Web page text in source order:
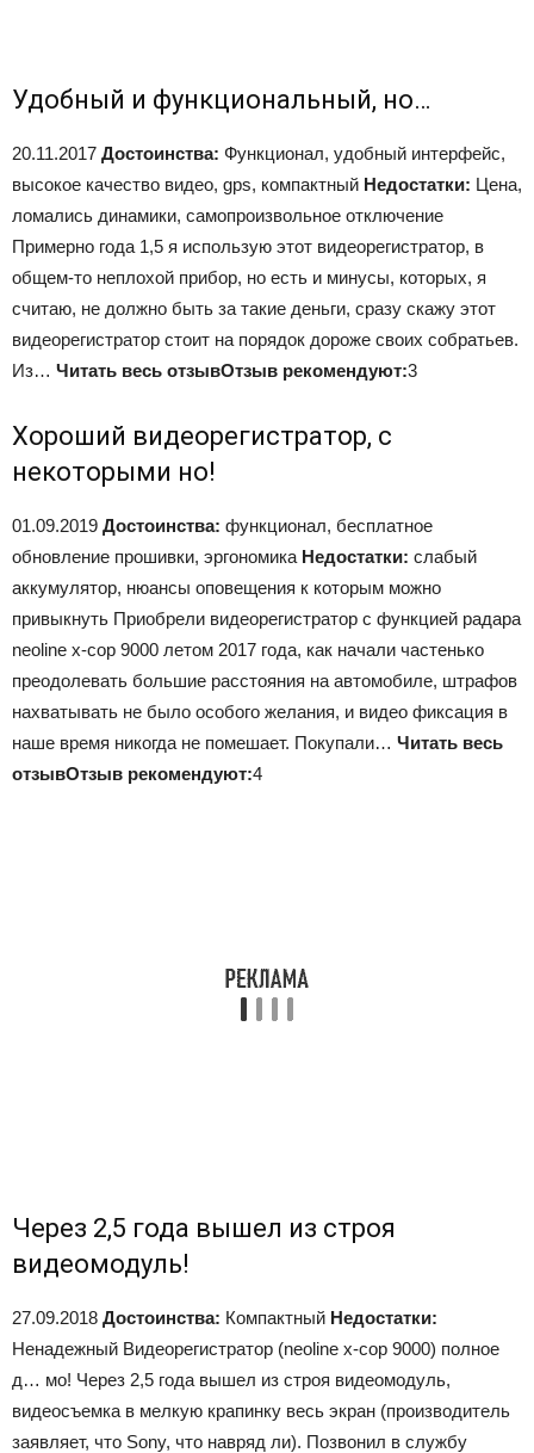
Удобный и функциональный, но…
20.11.2017 Достоинства: Функционал, удобный интерфейс,
высокое качество видео, gps, компактный Недостатки: Цена,
ломались динамики, самопроизвольное отключение
Примерно года 1,5 я использую этот видеорегистратор, в
общем-то неплохой прибор, но есть и минусы, которых, я
считаю, не должно быть за такие деньги, сразу скажу этот
видеорегистратор стоит на порядок дороже своих собратьев.
Из… Читать весь отзывОтзыв рекомендуют:3
Хороший видеорегистратор, с
некоторыми но!
01.09.2019 Достоинства: функционал, бесплатное
обновление прошивки, эргономика Недостатки: слабый
аккумулятор, нюансы оповещения к которым можно
привыкнуть Приобрели видеорегистратор с функцией радара
neoline x-cop 9000 летом 2017 года, как начали частенько
преодолевать большие расстояния на автомобиле, штрафов
нахватывать не было особого желания, и видео фиксация в
наше время никогда не помешает. Покупали… Читать весь
отзывОтзыв рекомендуют:4
Через 2,5 года вышел из строя
видеомодуль!
27.09.2018 Достоинства: Компактный Недостатки:
Ненадежный Видеорегистратор (neoline x-cop 9000) полное
д… мо! Через 2,5 года вышел из строя видеомодуль,
видеосъемка в мелкую крапинку весь экран (производитель
заявляет, что Sony, что навряд ли). Позвонил в службу